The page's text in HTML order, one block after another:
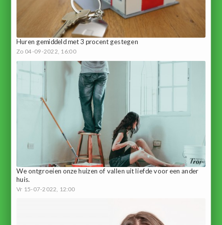
Huren gemiddeld met 3 procent gestegen
Zo 04-09-2022, 16:00
We ontgroeien onze huizen of vallen uit liefde voor een ander
huis.
Vr 15-07-2022, 12:00